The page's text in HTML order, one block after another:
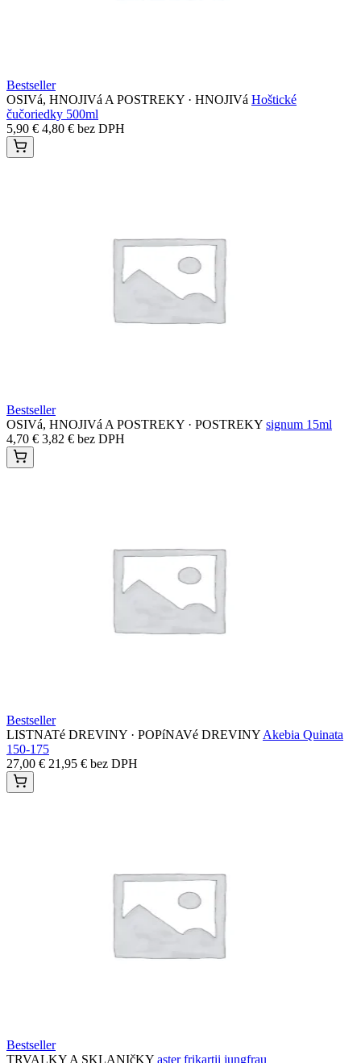
Bestseller
OSIVá, HNOJIVá A POSTREKY · HNOJIVá Hoštické
čučoriedky 500ml
5,90 € 4,80 € bez DPH
Bestseller
OSIVá, HNOJIVá A POSTREKY · POSTREKY signum 15ml
4,70 € 3,82 € bez DPH
Bestseller
LISTNATé DREVINY · POPíNAVé DREVINY Akebia Quinata
150-175
27,00 € 21,95 € bez DPH
Bestseller
TRVALKY A SKLANIčKY aster frikartii jungfrau